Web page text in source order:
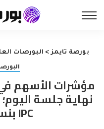
بورصة تايمز> البورصات
مؤشرات الأسهم
IPC بنسبة 1.01%.